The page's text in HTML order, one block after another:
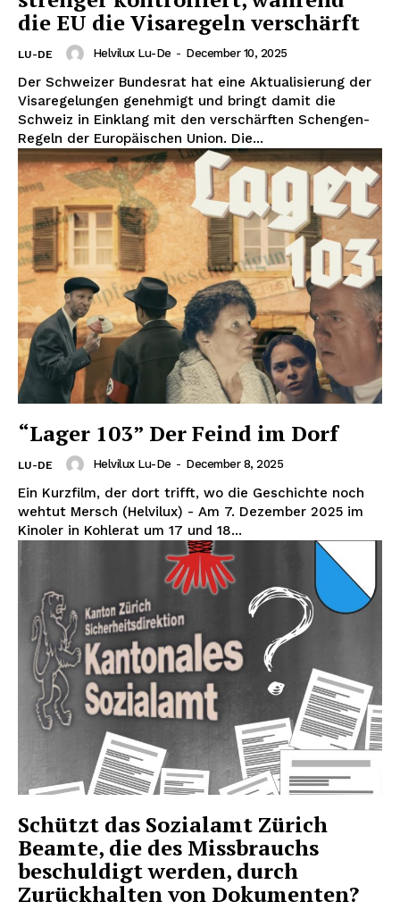
die EU die Visaregeln verschärft
LU-DE Helvilux Lu-De - December 10, 2025
Der Schweizer Bundesrat hat eine Aktualisierung der
Visaregelungen genehmigt und bringt damit die
Schweiz in Einklang mit den verschärften Schengen-
Regeln der Europäischen Union. Die...
“Lager 103” Der Feind im Dorf
LU-DE Helvilux Lu-De - December 8, 2025
Ein Kurzfilm, der dort trifft, wo die Geschichte noch
wehtut Mersch (Helvilux) - Am 7. Dezember 2025 im
Kinoler in Kohlerat um 17 und 18...
Schützt das Sozialamt Zürich
Beamte, die des Missbrauchs
beschuldigt werden, durch
Zurückhalten von Dokumenten?